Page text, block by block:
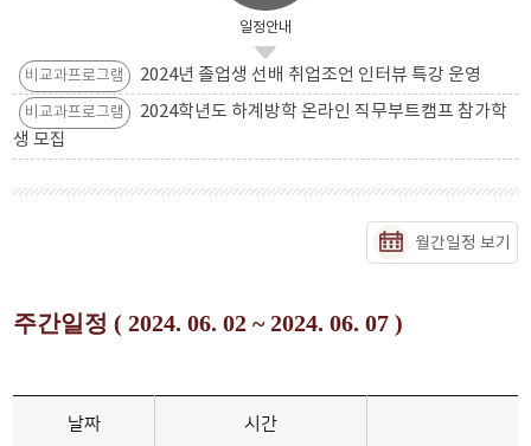
일정안내
비교과프로그램 2024년 졸업생 선배 취업조언 인터뷰 특강 운영
비교과프로그램
2024학년도 하계방학 온라인 직무부트캠프 참가학
생 모집
월간일정 보기
주간일정 ( 2024. 06. 02 ~ 2024. 06. 07 )
날짜 시간